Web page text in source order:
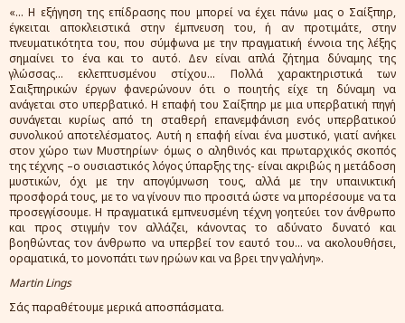
«… Η εξήγηση της επίδρασης που μπορεί να έχει πάνω μας ο Σαίξπηρ,
έγκειται αποκλειστικά στην έμπνευση του, ή αν προτιμάτε, στην
πνευματικότητα του, που σύμφωνα με την πραγματική έννοια της λέξης
σημαίνει το ένα και το αυτό. Δεν είναι απλά ζήτημα δύναμης της
γλώσσας… εκλεπτυσμένου στίχου… Πολλά χαρακτηριστικά των
Σαιξπηρικών έργων φανερώνουν ότι ο ποιητής είχε τη δύναμη να
ανάγεται στο υπερβατικό. Η επαφή του Σαίξπηρ με μια υπερβατική πηγή
συνάγεται κυρίως από τη σταθερή επανεμφάνιση ενός υπερβατικού
συνολικού αποτελέσματος. Αυτή η επαφή είναι ένα μυστικό, γιατί ανήκει
στον χώρο των Μυστηρίων· όμως ο αληθινός και πρωταρχικός σκοπός
της τέχνης –ο ουσιαστικός λόγος ύπαρξης της- είναι ακριβώς η μετάδοση
μυστικών, όχι με την απογύμνωση τους, αλλά με την υπαινικτική
προσφορά τους, με το να γίνουν πιο προσιτά ώστε να μπορέσουμε να τα
προσεγγίσουμε. Η πραγματικά εμπνευσμένη τέχνη γοητεύει τον άνθρωπο
και προς στιγμήν τον αλλάζει, κάνοντας το αδύνατο δυνατό και
βοηθώντας τον άνθρωπο να υπερβεί τον εαυτό του… να ακολουθήσει,
οραματικά, το μονοπάτι των ηρώων και να βρει την γαλήνη».
Martin Lings
Σάς παραθέτουμε μερικά αποσπάσματα.